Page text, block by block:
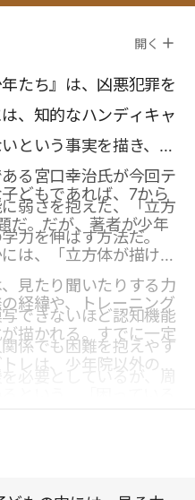
開く
たち』は、凶悪犯罪を
、知的なハンディキャ
という事実を描き、衝
る宮口幸治氏が今回テ
弱さを抱えた、「立方
力を伸ばす方法だ。
どもであれば、7から
だ。だが、著者が少年
は、「立方体が描けな
見たり聞いたりする力
できないほど認知機能
係でも困難を抱えやす
いまま大人になるケー
支援の必要性に気づく
経緯や、トレーニング
描かれる。すでに一定
レは、少年院以外の施
かけになりそうだ。子